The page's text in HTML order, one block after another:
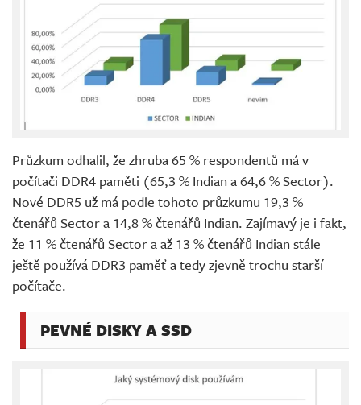
Průzkum odhalil, že zhruba 65 % respondentů má v
počítači DDR4 paměti (65,3 % Indian a 64,6 % Sector).
Nové DDR5 už má podle tohoto průzkumu 19,3 %
čtenářů Sector a 14,8 % čtenářů Indian. Zajímavý je i fakt,
že 11 % čtenářů Sector a až 13 % čtenářů Indian stále
ještě používá DDR3 paměť a tedy zjevně trochu starší
počítače.
PEVNÉ DISKY A SSD